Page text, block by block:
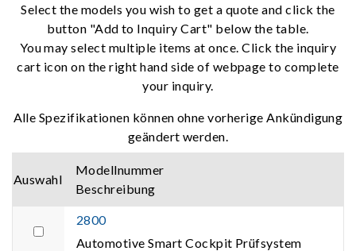
Select the models you wish to get a quote and click the
button "Add to Inquiry Cart" below the table.
You may select multiple items at once. Click the inquiry
cart icon on the right hand side of webpage to complete
your inquiry.
Alle Spezifikationen können ohne vorherige Ankündigung
geändert werden.
Auswahl
Modellnummer
Beschreibung
2800
Automotive Smart Cockpit Prüfsystem